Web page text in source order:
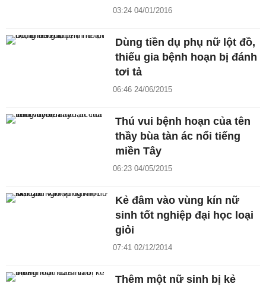
03:24 04/01/2016
Dùng tiền dụ phụ nữ lột đồ,
thiếu gia bệnh hoạn bị đánh
tơi tả
06:46 24/06/2015
Thú vui bệnh hoạn của tên
thầy bùa tàn ác nổi tiếng
miền Tây
06:23 04/05/2015
Kẻ đâm vào vùng kín nữ
sinh tốt nghiệp đại học loại
giỏi
07:41 02/12/2014
Thêm một nữ sinh bị kẻ